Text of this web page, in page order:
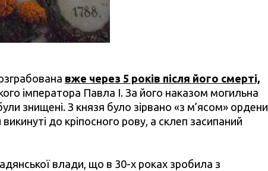
вже через 5 років після його смерті,
імператора Павла І. За його наказом могильна
знищені. З князя було зірвано «з м’ясом» ордени,
до кріпосного рову, а склеп засипаний
влади, що в 30-х роках зробила з